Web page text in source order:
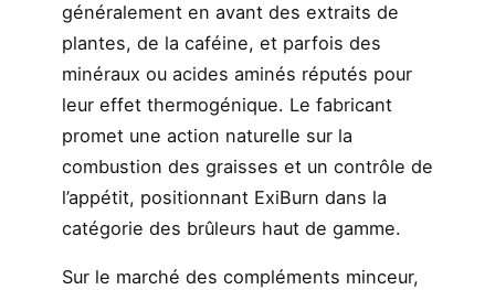
généralement en avant des extraits de
plantes, de la caféine, et parfois des
minéraux ou acides aminés réputés pour
leur effet thermogénique. Le fabricant
promet une action naturelle sur la
combustion des graisses et un contrôle de
l’appétit, positionnant ExiBurn dans la
catégorie des brûleurs haut de gamme.
Sur le marché des compléments minceur,